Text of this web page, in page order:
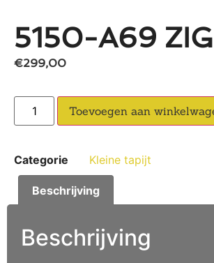
5150-A69
€299,00
Toevoegen aan
Categorie Kleine tapijt
Beschrijving
Beschrijving